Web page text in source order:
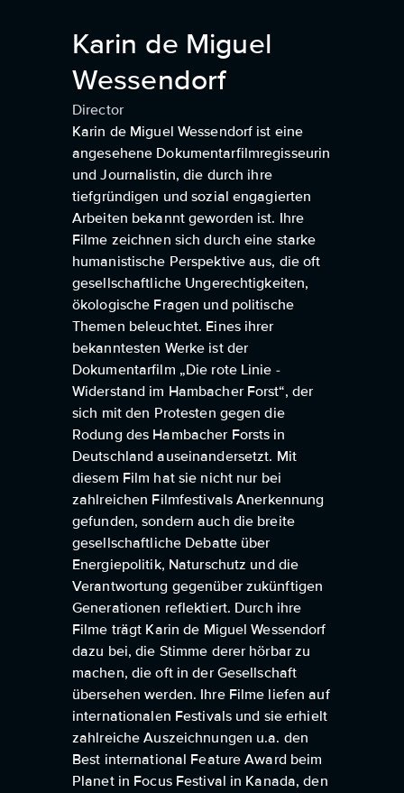
Karin de Miguel
Wessendorf
Director
Karin de Miguel Wessendorf ist eine
angesehene Dokumentarfilmregisseurin
und Journalistin, die durch ihre
tiefgründigen und sozial engagierten
Arbeiten bekannt geworden ist. Ihre
Filme zeichnen sich durch eine starke
humanistische Perspektive aus, die oft
gesellschaftliche Ungerechtigkeiten,
ökologische Fragen und politische
Themen beleuchtet. Eines ihrer
bekanntesten Werke ist der
Dokumentarfilm „Die rote Linie -
Widerstand im Hambacher Forst“, der
sich mit den Protesten gegen die
Rodung des Hambacher Forsts in
Deutschland auseinandersetzt. Mit
diesem Film hat sie nicht nur bei
zahlreichen Filmfestivals Anerkennung
gefunden, sondern auch die breite
gesellschaftliche Debatte über
Energiepolitik, Naturschutz und die
Verantwortung gegenüber zukünftigen
Generationen reflektiert. Durch ihre
Filme trägt Karin de Miguel Wessendorf
dazu bei, die Stimme derer hörbar zu
machen, die oft in der Gesellschaft
übersehen werden. Ihre Filme liefen auf
internationalen Festivals und sie erhielt
zahlreiche Auszeichnungen u.a. den
Best international Feature Award beim
Planet in Focus Festival in Kanada, den